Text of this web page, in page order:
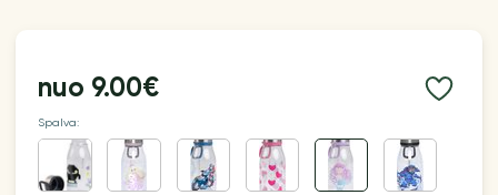
nuo 9.00€
Spalva: